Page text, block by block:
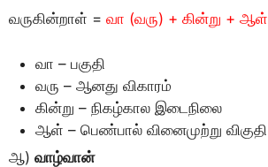
வருகின்றாள் = வா (வரு) + கின்று + ஆள்
வா – பகுதி
வரு – ஆனது விகாரம்
கின்று – நிகழ்கால இடைநிலை
ஆள் – பெண்பால் வினைமுற்று விகுதி
ஆ) வாழ்வான்